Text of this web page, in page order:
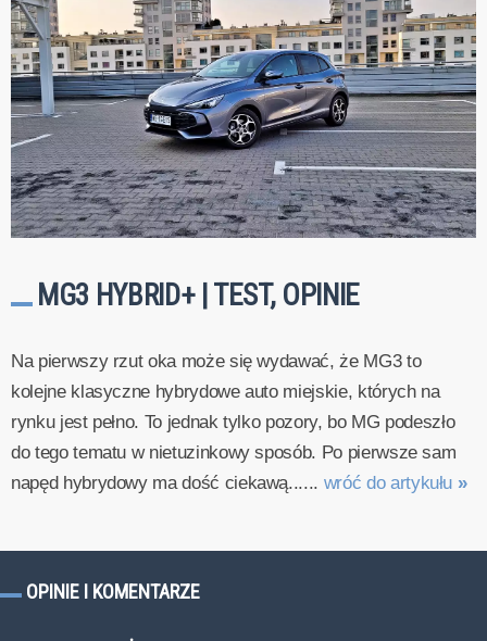
MG3 HYBRID+ | TEST, OPINIE
Na pierwszy rzut oka może się wydawać, że MG3 to
kolejne klasyczne hybrydowe auto miejskie, których na
rynku jest pełno. To jednak tylko pozory, bo MG podeszło
do tego tematu w nietuzinkowy sposób. Po pierwsze sam
napęd hybrydowy ma dość ciekawą...... wróć do artykułu »
OPINIE I KOMENTARZE